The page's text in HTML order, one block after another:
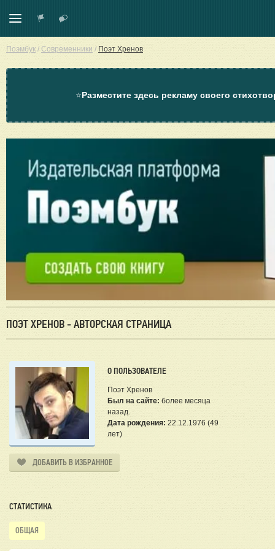
Поэмбук / Современники / Поэт Хренов
⭐Разместите здесь рекламу своего
ПОЭТ ХРЕНОВ - АВТОРСКАЯ СТРАНИЦА
О ПОЛЬЗОВАТЕЛЕ
Поэт Хренов
Был на сайте: более месяца
назад.
Дата рождения: 22.12.1976 (49
лет)
ДОБАВИТЬ В ИЗБРАННОЕ
СТАТИСТИКА
ОБЩАЯ